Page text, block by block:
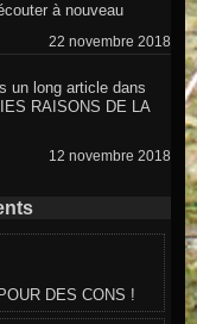
à nouveau
22 novembre 2018
un long article dans
RAISONS DE LA
12 novembre 2018
DES CONS !